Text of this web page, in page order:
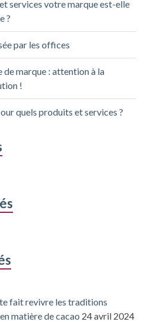
services votre marque est-elle
?
par les offices
de marque : attention à la
!
quels produits et services ?
fait revivre les traditions
matière de cacao 24 avril 2024